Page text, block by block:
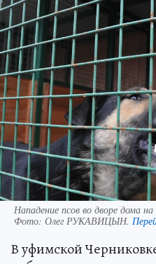
Нападение псов во дворе дома
Фото: Олег РУКАВИЦЫН.
В уфимской